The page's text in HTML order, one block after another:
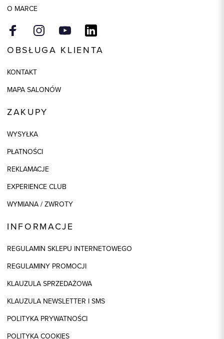
Model
O MARCE
OBSŁUGA KLIENTA
KONTAKT
MAPA SALONÓW
ZAKUPY
WYSYŁKA
PŁATNOŚCI
REKLAMACJE
EXPERIENCE CLUB
WYMIANA / ZWROTY
INFORMACJE
REGULAMIN SKLEPU INTERNETOWEGO
REGULAMINY PROMOCJI
KLAUZULA SPRZEDAŻOWA
KLAUZULA NEWSLETTER I SMS
POLITYKA PRYWATNOŚCI
POLITYKA COOKIES